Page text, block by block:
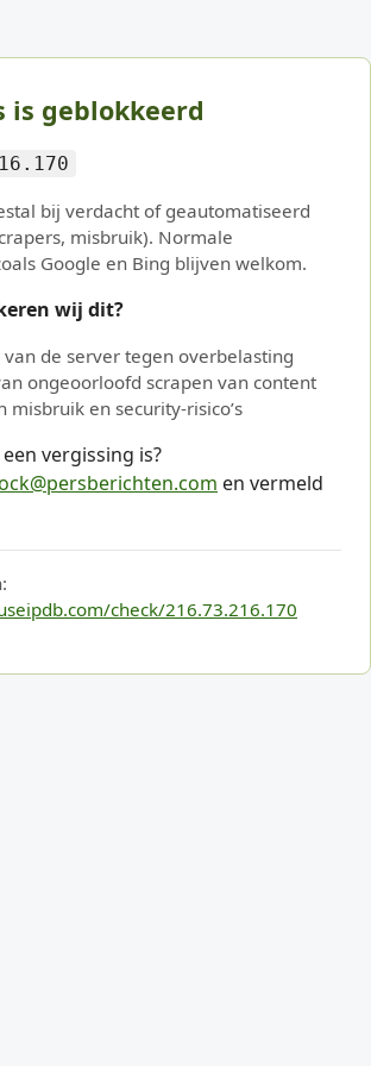
is geblokkeerd
bij verdacht of geautomatiseerd
misbruik). Normale
Google en Bing blijven welkom.
wij dit?
van de server tegen overbelasting
ongeoorloofd scrapen van content
misbruik en security-risico’s
vergissing is?
en vermeld
check/216.73.216.170